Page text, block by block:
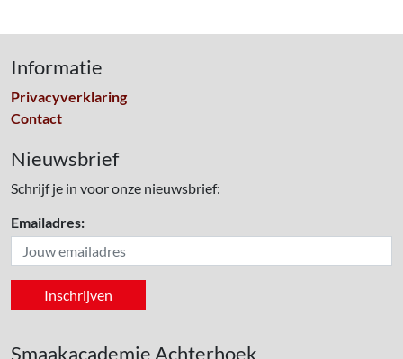
Informatie
Privacyverklaring
Contact
Nieuwsbrief
Schrijf je in voor onze nieuwsbrief:
Emailadres:
Smaakacademie Achterhoek